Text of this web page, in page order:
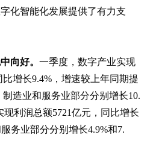
化智能化发展提供了有力支
向好。 一季度，数字产业实现
增长9.4%，增速较上年同期提
造业和服务业部分分别增长10.
现利润总额5721亿元，同比增长
务业部分分别增长4.9%和7.